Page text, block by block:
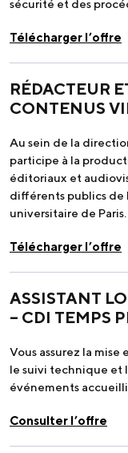
sécurité et des
Télécharger l’offre
RÉDACTEUR
CONTENUS
Au sein de la
participe à la
éditoriaux et
différents publics
universitaire de Paris.
Télécharger l’offre
ASSISTANT
– CDI TEMPS
Vous assurez la
le suivi technique et
événements
Consulter l’offre